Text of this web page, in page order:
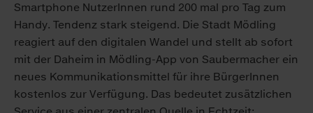
Smartphone NutzerInnen rund 200 mal pro Tag zum
Handy. Tendenz stark steigend. Die Stadt Mödling
reagiert auf den digitalen Wandel und stellt ab sofort
mit der Daheim in Mödling-App von Saubermacher ein
neues Kommunikationsmittel für ihre BürgerInnen
kostenlos zur Verfügung. Das bedeutet zusätzlichen